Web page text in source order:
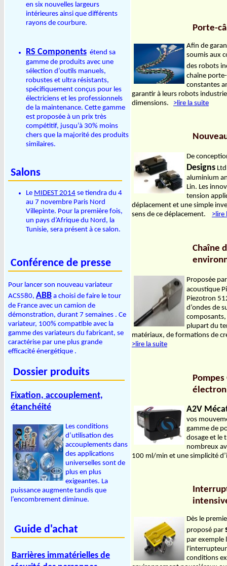
en six nouvelles largeurs
intérieures ainsi que différents
rayons de courbure.
RS Components étend sa
gamme de produits avec une
sélection d’outils manuels,
robustes et ultra résistants,
spécifiquement conçus pour les
électriciens et les professionnels
de la maintenance. Cette gamme
est proposée à un prix très
compétitif, jusqu’à 30% moins
chers que la majorité des produits
similaires.
Salons
Le MIDEST 2014 se tiendra du 4
au 7 novembre Paris Nord
Villepinte. Pour la première fois,
un pays d’Afrique du Nord, la
Tunisie, sera présent à ce salon.
Conférence de presse
Pour lancer son nouveau variateur
ACS580, ABB a choisi de faire le tour
de France avec un camion de
démonstration, durant 7 semaines . Ce
variateur, 100% compatible avec la
gamme des variateurs du fabricant, se
caractérise par une plus grande
efficacité énergétique .
Dossier produits
Fixation, accouplement,
étanchéité
Les conditions
d’utilisation des
accouplements dans
des applications
universelles sont de
plus en plus
exigeantes. La
puissance augmente tandis que
l’encombrement diminue.
Guide d'achat
Barrières immatérielles de
Porte-
Afin de
soumis aux
des robots
chaîne
constantes
garantir à leurs robots
dimensions. >lire la suite
De
Designs
aluminium
Lin. Les
tension
déplacement et une simple
sens de ce déplacement. >lire
Chaîne
Proposée
acoustique
Piezotron
d’ondes de
composants,
plupart du
matériaux, de formations de
>lire la suite
A2V
vos
gamme de
dosage et le
nombreux
100 ml/min et une simplicité
Dès le
proposé par
par exemple
conditions